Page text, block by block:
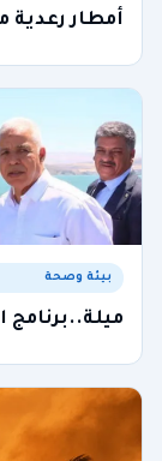
أمطار رعدية
بيئة وصحة